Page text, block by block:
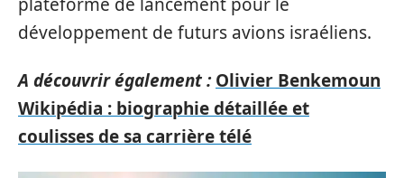
développement de futurs avions israéliens.
A découvrir également : Olivier Benkemoun
Wikipédia : biographie détaillée et
coulisses de sa carrière télé